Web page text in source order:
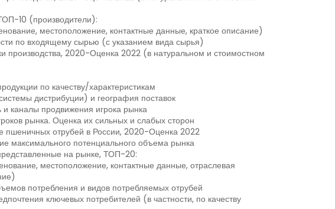
10 (производители):
местоположение, контактные данные, краткое описание)
по входящему сырью (с указанием вида сырья)
2020-Оценка 2022 (в натуральном и стоимостном
по качеству/характеристикам
дистрибуции) и география поставок
каналы продвижения игрока рынка
рынка. Оценка их сильных и слабых сторон
отрубей в России, 2020-Оценка 2022
максимального потенциального объема рынка
на рынке, ТОП-20:
местоположение, контактные данные, отраслевая
потребления и видов потребляемых отрубей
ключевых потребителей (в частности, по качеству